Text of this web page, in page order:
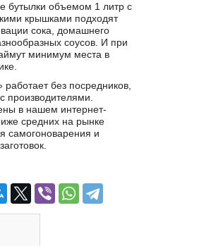
бутылки объемом 1 литр с
крышками подходят
сока, домашнего
соусов. И при
минимум места в
без посредников,
производителями.
в нашем интернет-
средних на рынке
самогоноварения и